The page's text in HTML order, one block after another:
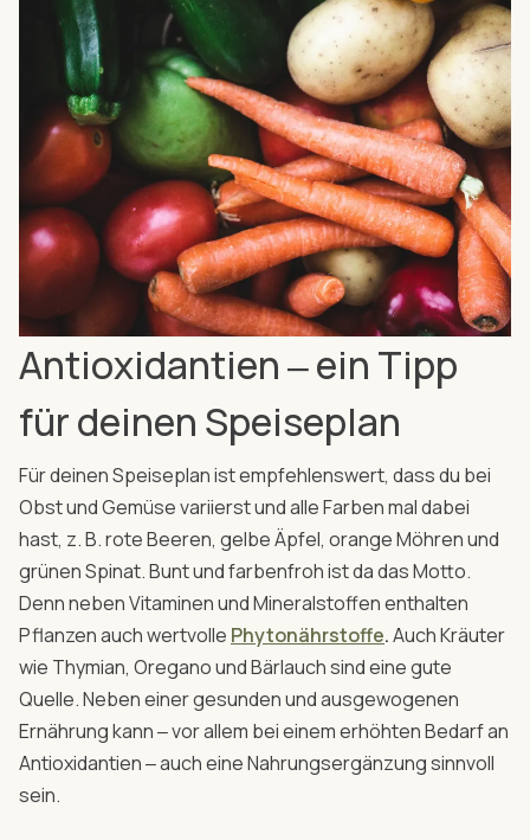
Antioxidantien ‒ ein Tipp
für deinen Speiseplan
Für deinen Speiseplan ist empfehlenswert, dass du bei
Obst und Gemüse variierst und alle Farben mal dabei
hast, z. B. rote Beeren, gelbe Äpfel, orange Möhren und
grünen Spinat. Bunt und farbenfroh ist da das Motto.
Denn neben Vitaminen und Mineralstoffen enthalten
Pflanzen auch wertvolle Phytonährstoffe.Auch Kräuter
wie Thymian, Oregano und Bärlauch sind eine gute
Quelle. Neben einer gesunden und ausgewogenen
Ernährung kann ‒ vor allem bei einem erhöhten Bedarf an
Antioxidantien ‒ auch eine Nahrungsergänzung sinnvoll
sein.